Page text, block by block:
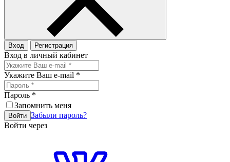
Вход Регистрация
Вход в личный кабинет
Укажите Ваш e-mail *
Пароль *
Запомнить меня
Войти Забыли пароль?
Войти через